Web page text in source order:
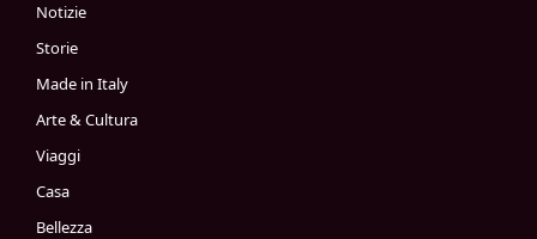
Notizie
Storie
Made in Italy
Arte & Cultura
Viaggi
Casa
Bellezza